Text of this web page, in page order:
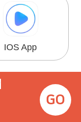
IOS App
GO